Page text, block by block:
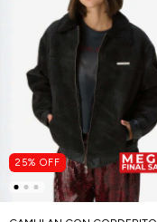
25% OFF